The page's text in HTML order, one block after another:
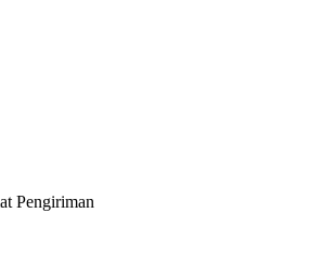
Pengiriman